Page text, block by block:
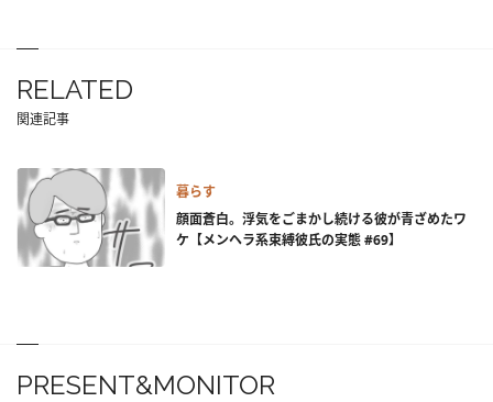
RELATED
関連記事
暮らす
顔面蒼白。浮気をごまかし続ける彼が青ざめたワ
ケ【メンヘラ系束縛彼氏の実態 #69】
PRESENT&MONITOR